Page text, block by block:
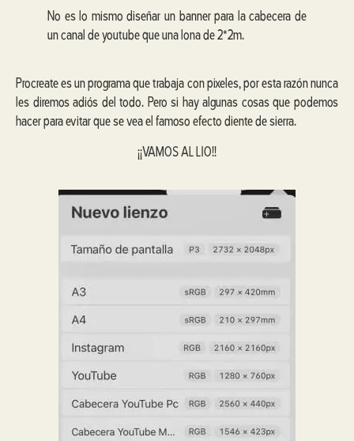
No es lo mismo diseñar un banner para la cabecera de
un canal de youtube que una lona de 2*2m.
Procreate es un programa que trabaja con pixeles, por esta razón nunca
les diremos adiós del todo. Pero si hay algunas cosas que podemos
hacer para evitar que se vea el famoso efecto diente de sierra.
¡¡VAMOS AL LIO!!